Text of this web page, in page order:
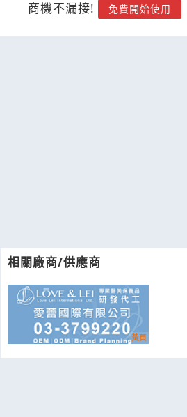
商機不漏接!
免費開始使用
相關廠商/供應商